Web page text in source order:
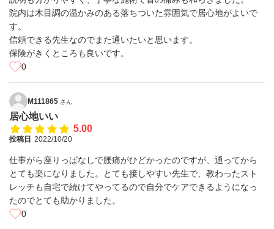
院内は木目調の温かみのある落ちついた雰囲気で居心地がよいで
す。
信頼できる先生なのでまた通いたいと思います。
保険がきくところも良いです。
0
M111865 さん
居心地いい
5.00
投稿日 2022/10/20
仕事がら座りっぱなしで腰痛がひどかったのですが、通ってから
とても楽になりました。とても接しやすい先生で、教わったスト
レッチも自宅で続けてやってるので自分でケアできるようになっ
たのでとても助かりました。
0